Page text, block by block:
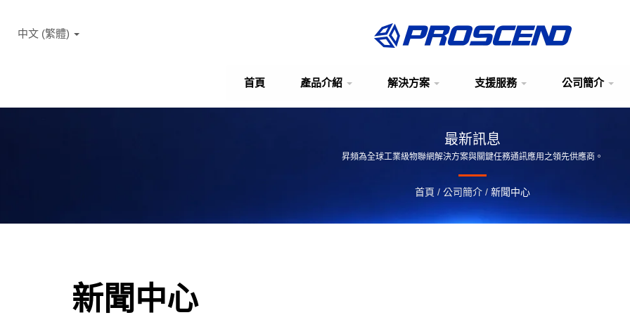
首頁 產品介紹 解決方案 支援服務 公司簡介
中文 (繁體)
最新訊息
昇頻為全球工業級物聯網解決方案與關鍵任務通訊應用之領先供應商。
首頁 / 公司簡介 / 新聞中心
新聞中心